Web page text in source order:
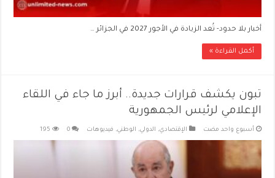
أخبار بلا حدود- تُعد الزيادة في الأجور 2027 في الجزائر …
أكمل القراءة »
تبون يكشف قرارات جديدة.. أبرز ما جاء في اللقاء
الإعلامي لرئيس الجمهورية
‏أسبوع واحد مضت الإقتصادي, الدولي, الوطني, فيديوهات 0
195